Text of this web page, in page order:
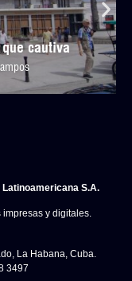
cautiva
S.A.
y digitales.
La Habana, Cuba.
3497